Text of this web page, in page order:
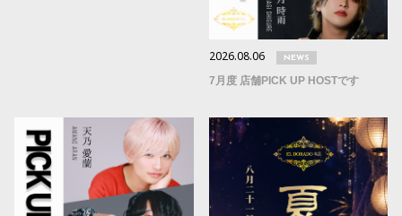
2026.08.06 NEWS
7月度 店舗PICK UP HOSTです